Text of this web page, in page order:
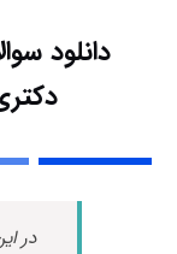
دانلود
دکتری 1400 گروه
در